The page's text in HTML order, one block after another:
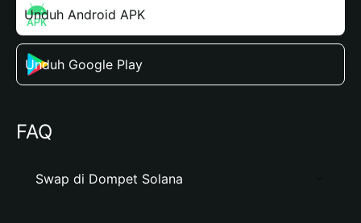
Unduh Android APK
Unduh Google Play
FAQ
Swap di Dompet Solana